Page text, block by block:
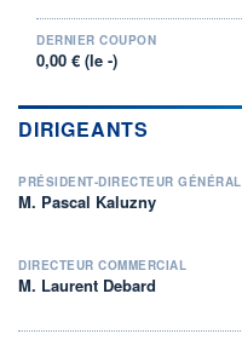
PEA
PEA-PME
CTO BUSINESS
+ ALERTE
DERNIER COUPON
0,00 € (le -)
DIRIGEANTS
PRÉSIDENT-DIRECTEUR GÉNÉRAL
M. Pascal Kaluzny
DIRECTEUR COMMERCIAL
M. Laurent Debard